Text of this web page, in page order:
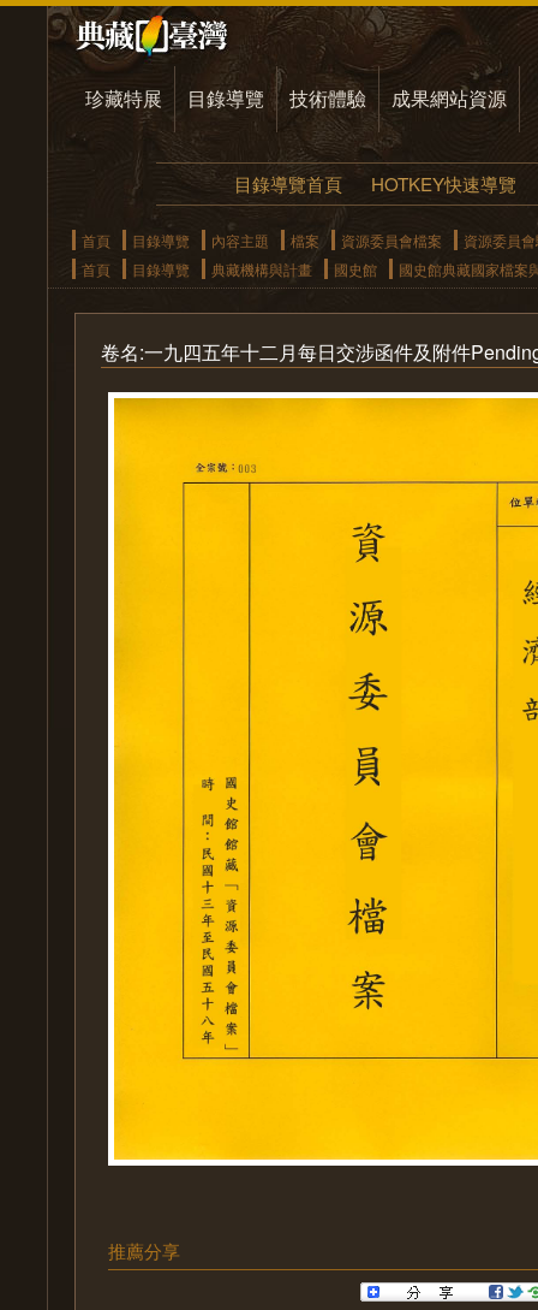
珍藏特展 目錄導覽 技術體驗 成果網站資源
目錄導覽首頁 HOTKEY快速導覽
首頁 目錄導覽 內容主題 檔案 資源委員會檔案
資源委員
首頁
目錄導覽 典藏機構與計畫 國史館 國史館典藏國家檔案
卷名:一九四五年十二月每日交涉函件及附件
推薦分享